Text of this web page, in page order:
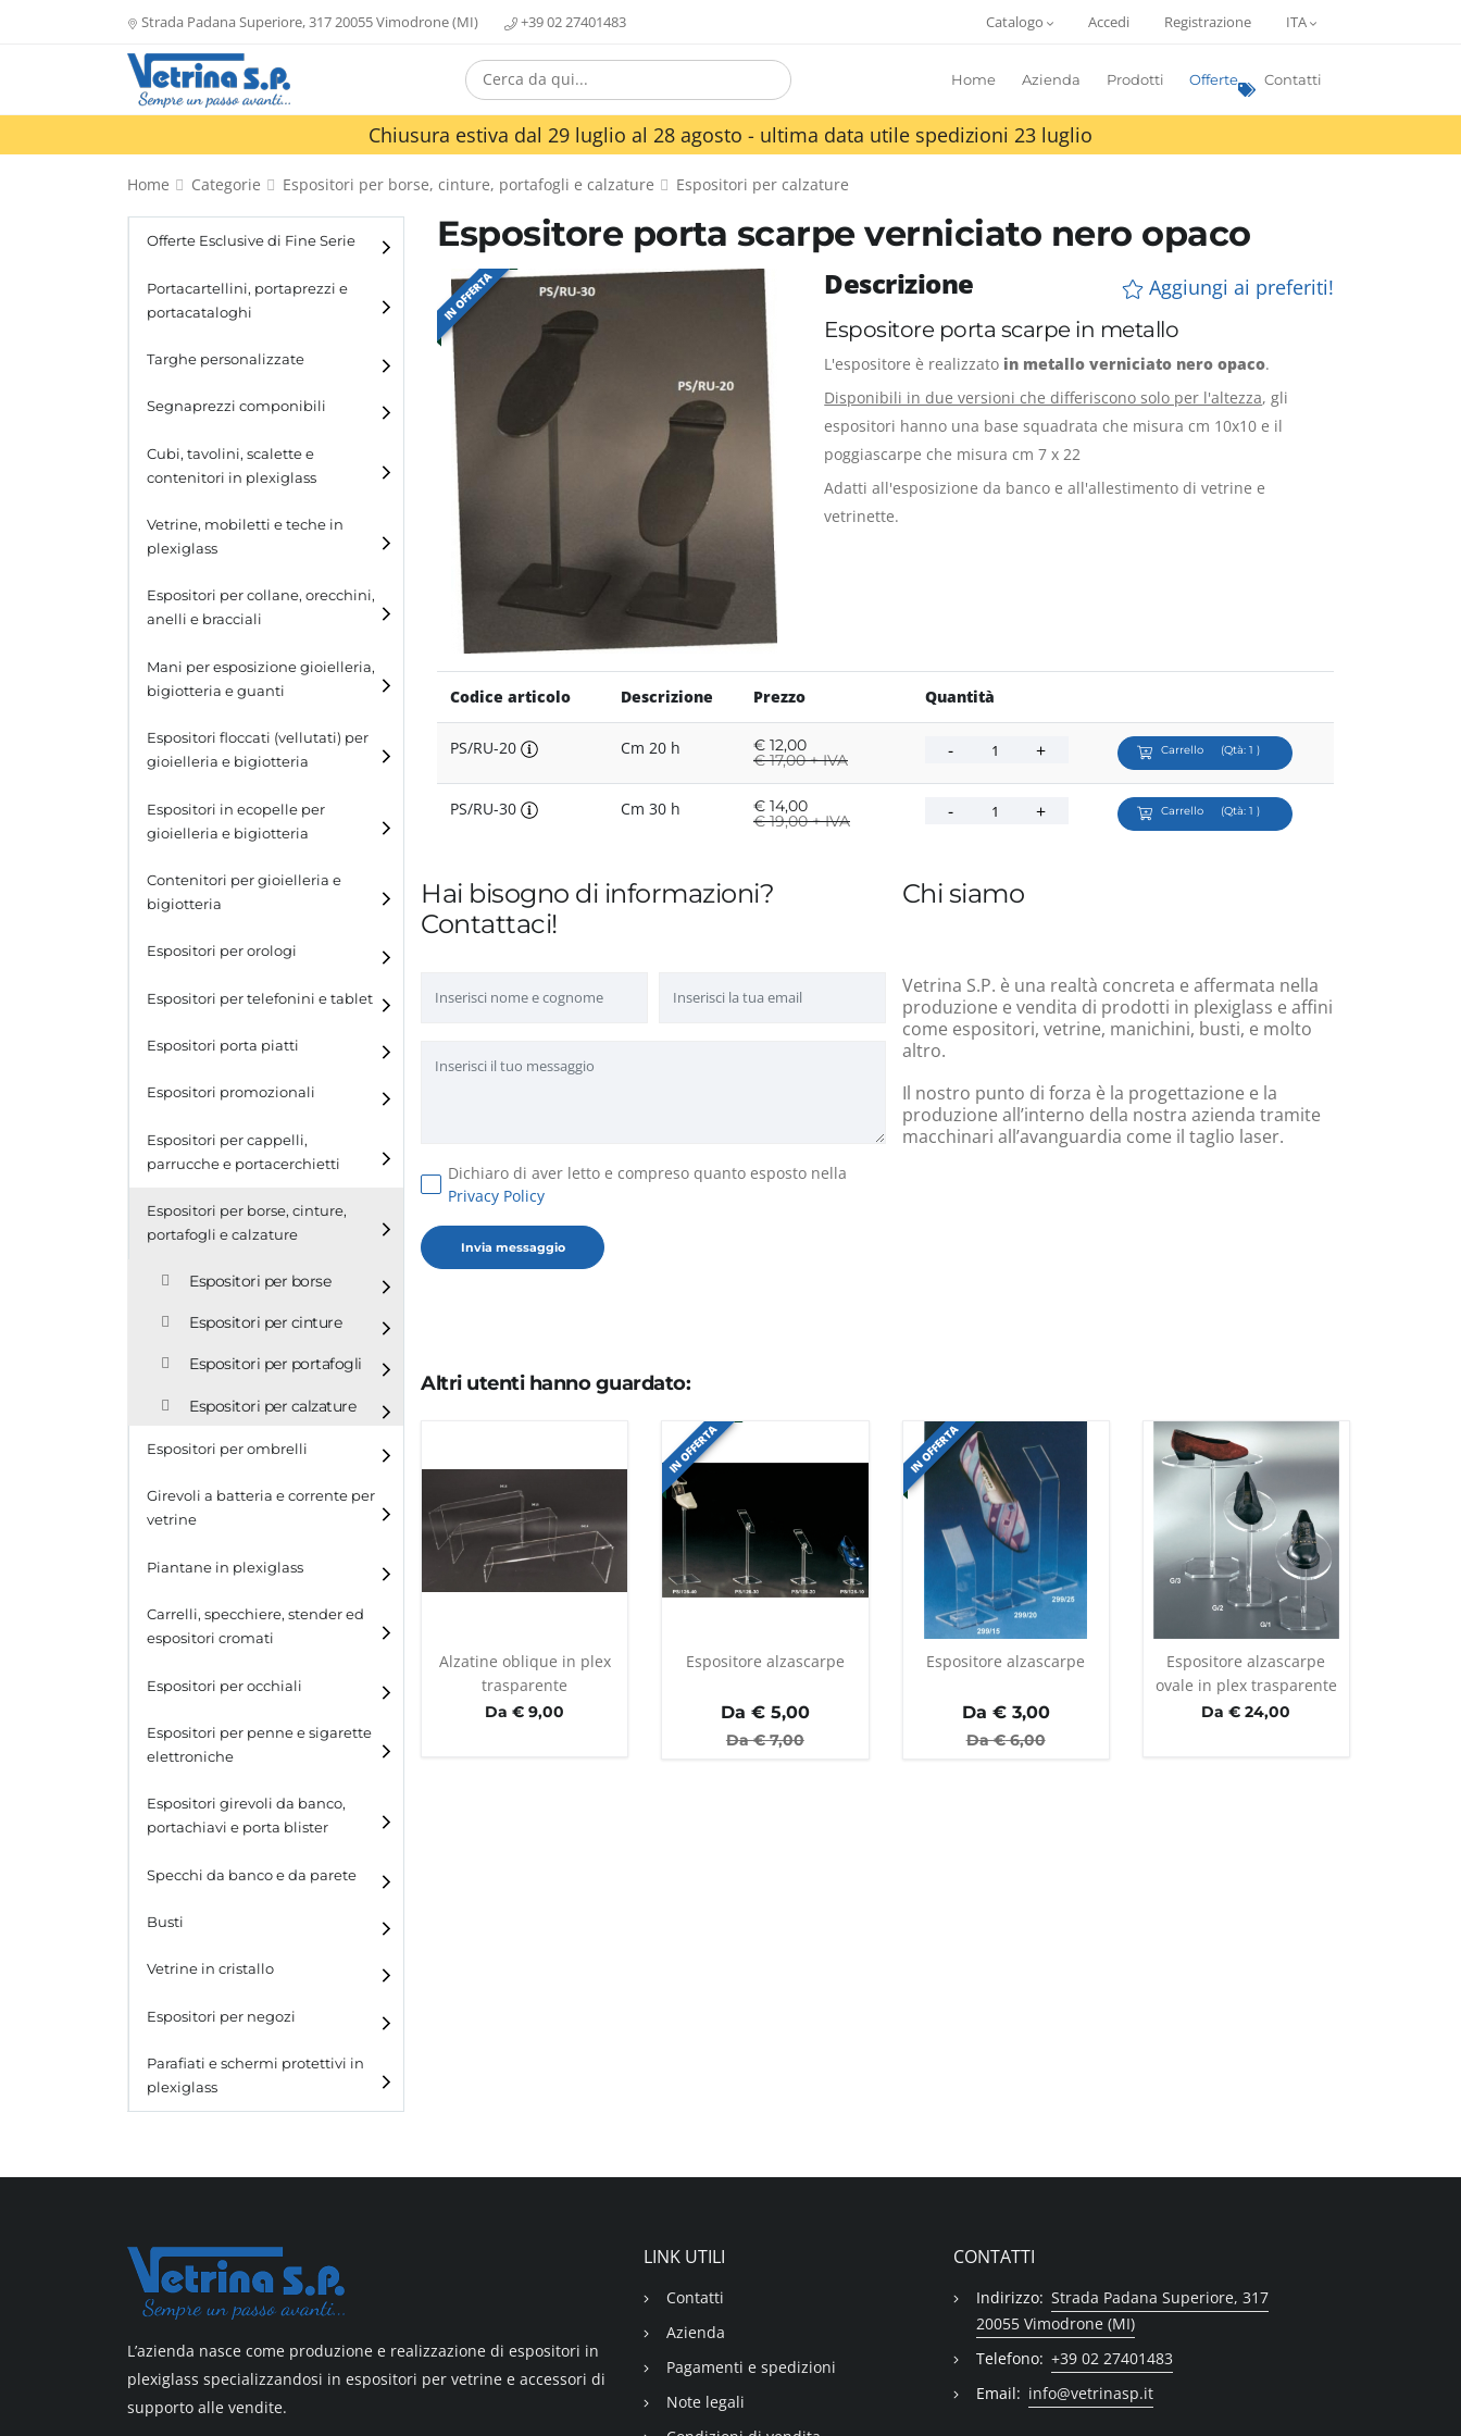
Strada Padana Superiore, 317 20055 Vimodrone (MI) +39 02 27401483 Catalogo Accedi Registrazione ITA
Home Azienda Prodotti Offerte Contatti
Chiusura estiva dal 29 luglio al 28 agosto - ultima data utile spedizioni 23 luglio
Home Categorie Espositori per borse, cinture, portafogli e calzature Espositori per calzature
Offerte Esclusive di Fine Serie
Portacartellini, portaprezzi e
portacataloghi
Portacartellini
Portacataloghi
Targhe personalizzate
Segnaprezzi componibili
Cubi, tavolini, scalette e
contenitori in plexiglass
Cubi
Scalette
Vetrine, mobiletti e teche in
plexiglass
Espositori per collane, orecchini,
anelli e bracciali
Espositori per collane
Espositori per anelli
Mani per esposizione gioielleria,
bigiotteria e guanti
Espositori floccati (vellutati) per
gioielleria e bigiotteria
Espositori in ecopelle per
gioielleria e bigiotteria
Contenitori per gioielleria e
bigiotteria
Espositori per orologi
Espositori per telefonini e tablet
Espositori porta piatti
Espositori promozionali
Espositori per cappelli,
parrucche e portacerchietti
Espositori per cappelli e
parrucche
Espositori per borse, cinture,
portafogli e calzature
Espositori per borse
Espositori per cinture
Espositori per portafogli
Espositori per calzature
Espositori per ombrelli
Girevoli a batteria e corrente per
vetrine
Piantane in plexiglass
Carrelli, specchiere, stender ed
espositori cromati
Espositori per occhiali
Espositori per penne e sigarette
elettroniche
Espositori girevoli da banco,
portachiavi e porta blister
Espositori girevoli da
ganci
Specchi da banco e da parete
Busti
Vetrine in cristallo
Laminato
Laminato light
All design
Top line 3
Espositori per negozi
Parafiati e schermi protettivi in
plexiglass
Espositore porta scarpe verniciato nero opaco
IN OFFERTA Descrizione
Aggiungi ai preferiti!
Espositore porta scarpe in metallo
L'espositore è realizzato in metallo verniciato nero opaco.
Disponibili in due versioni che differiscono solo per l'altezza, gli
espositori hanno una base squadrata che misura cm 10x10 e il
poggiascarpe che misura cm 7 x 22
Adatti all'esposizione da banco e all'allestimento di vetrine e
vetrinette.
Codice articolo Descrizione Prezzo Quantità
PS/RU-20 Cm 20 h € 12,00
€17,00 + IVA
Carrello (Qtà:1 )
PS/RU-30 Cm 30 h € 14,00
€19,00 + IVA
Carrello (Qtà:1 )
Hai bisogno di informazioni?
Contattaci!
Dichiaro di aver letto e compreso quanto esposto nella
Privacy Policy
Chi siamo
Vetrina S.P. è una realtà concreta e affermata nella
produzione e vendita di prodotti in plexiglass e affini
come espositori, vetrine, manichini, busti, e molto
altro.
Il nostro punto di forza è la progettazione e la
produzione all’interno della nostra azienda tramite
macchinari all’avanguardia come il taglio laser.
Altri utenti hanno guardato:
Alzatine oblique in plex
trasparente
Da € 9,00
IN OFFERTA
Espositore alzascarpe
Da €5,00
Da €7,00
IN OFFERTA
Espositore alzascarpe
Da €3,00
Da €6,00
Espositore alzascarpe
ovale in plex trasparente
Da € 24,00
L’azienda nasce come produzione e realizzazione di espositori in
plexiglass specializzandosi in espositori per vetrine e accessori di
supporto alle vendite.
LINK UTILI
Contatti
Azienda
Pagamenti e spedizioni
Note legali
CONTATTI
Indirizzo: Strada Padana Superiore, 317
20055 Vimodrone (MI)
Telefono: +39 02 27401483
Email: info@vetrinasp.it